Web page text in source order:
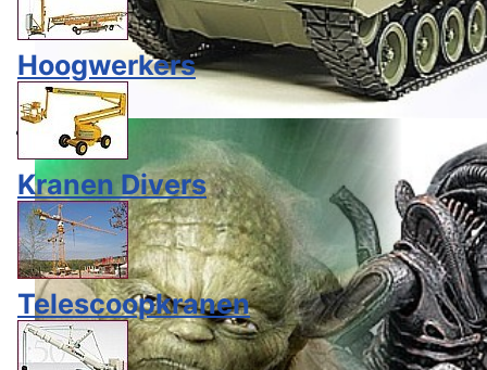
Hoogwerkers
Kranen Divers
Telescoopkranen